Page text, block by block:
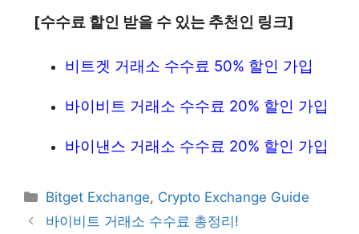
[수수료 할인 받을 수 있는 추천인 링크]
비트겟 거래소 수수료 50% 할인 가입
바이비트 거래소 수수료 20% 할인 가입
바이낸스 거래소 수수료 20% 할인 가입
Categories
Bitget Exchange, Crypto Exchange Guide
바이비트 거래소 수수료 총정리!